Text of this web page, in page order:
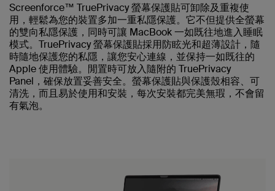
Screenforce™ TruePrivacy 螢幕保護貼可卸除及重複使
用，輕鬆為您的裝置多加一重私隱保護。它不但提供全螢幕
的雙向私隱保護，同時可讓 MacBook 一如既往地進入睡眠
模式。TruePrivacy 螢幕保護貼採用防眩光和超薄設計，隨
時隨地保護您的私隱，讓您安心連線，並保持一如既往的
Apple 使用體驗。閒置時可放入隨附的 TruePrivacy
Panel，確保放置妥善安全。螢幕保護貼與保護殼相容、可
清洗，而且易於使用和安裝，每次安裝都完美無瑕，不會留
有氣泡。